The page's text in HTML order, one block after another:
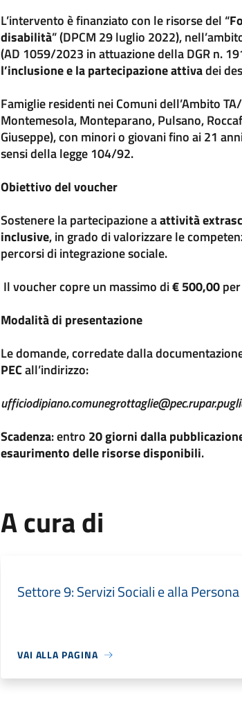
L’intervento è finanziato con le risorse del “
disabilità” (DPCM 29 luglio 2022),
(AD 1059/2023 in attuazione della DGR n.
l’inclusione e la partecipazione attivadei
Famiglie residenti nei Comuni dell’Ambito
Montemesola, Monteparano, Pulsano,
Giuseppe), con minori o giovani fino ai 21
sensi della legge 104/92.
Obiettivo del voucher
Sostenere la partecipazione aattività
inclusive, in grado di valorizzare le
percorsi di integrazione sociale.
Il voucher copre un massimo di€ 500,00per
Modalità di presentazione
Le domande, corredate dalla
PECall’indirizzo:
Scadenza: entro 20 giorni dalla
esaurimento delle risorse disponibili.
A cura di
Settore 9: Servizi Sociali e alla Persona
VAI ALLA PAGINA